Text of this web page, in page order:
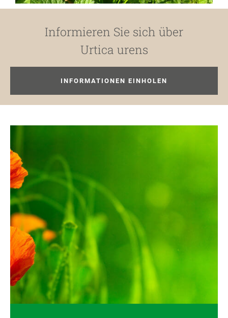
Informieren Sie sich über
Urtica urens
INFORMATIONEN EINHOLEN